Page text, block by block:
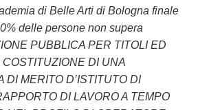
di Belle Arti di Bologna finale
delle persone non supera
PUBBLICA PER TITOLI ED
DI UNA
DI MERITO D’ISTITUTO DI
DI LAVORO A TEMPO